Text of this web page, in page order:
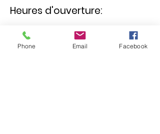
Heures d'ouverture:
Samedi - Jeudi 10:30 – 19:00
Phone Email Facebook